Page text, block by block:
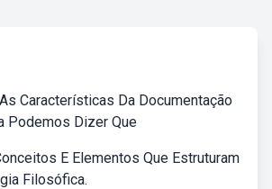
Características Da Documentação
Podemos Dizer Que
E Elementos Que Estruturam
Filosófica.